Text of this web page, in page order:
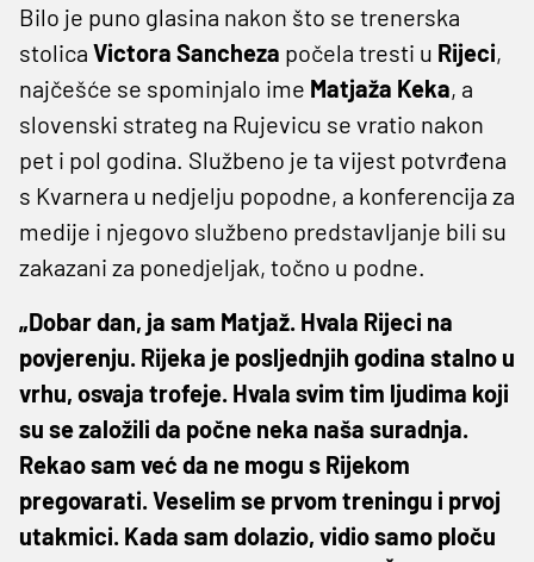
Bilo je puno glasina nakon što se trenerska
stolica Victora Sancheza počela tresti u Rijeci,
najčešće se spominjalo ime Matjaža Keka, a
slovenski strateg na Rujevicu se vratio nakon
pet i pol godina. Službeno je ta vijest potvrđena
s Kvarnera u nedjelju popodne, a konferencija za
medije i njegovo službeno predstavljanje bili su
zakazani za ponedjeljak, točno u podne.
„Dobar dan, ja sam Matjaž. Hvala Rijeci na
povjerenju. Rijeka je posljednjih godina stalno u
vrhu, osvaja trofeje. Hvala svim tim ljudima koji
su se založili da počne neka naša suradnja.
Rekao sam već da ne mogu s Rijekom
pregovarati. Veselim se prvom treningu i prvoj
utakmici. Kada sam dolazio, vidio samo ploču